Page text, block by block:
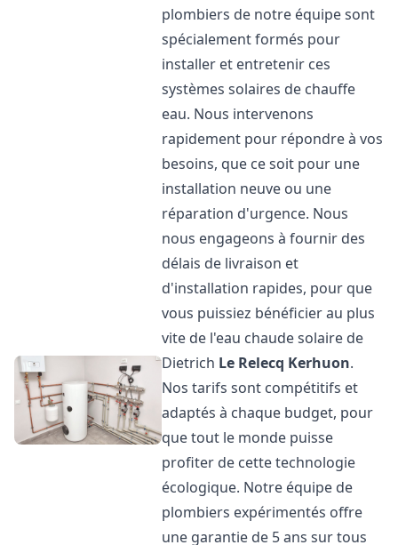
plombiers de notre équipe sont
spécialement formés pour
installer et entretenir ces
systèmes solaires de chauffe
eau. Nous intervenons
rapidement pour répondre à vos
besoins, que ce soit pour une
installation neuve ou une
réparation d'urgence. Nous
nous engageons à fournir des
délais de livraison et
d'installation rapides, pour que
vous puissiez bénéficier au plus
vite de l'eau chaude solaire de
Dietrich Le Relecq Kerhuon.
Nos tarifs sont compétitifs et
adaptés à chaque budget, pour
que tout le monde puisse
profiter de cette technologie
écologique. Notre équipe de
plombiers expérimentés offre
une garantie de 5 ans sur tous